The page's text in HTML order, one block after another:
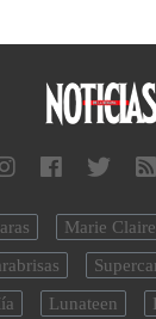
Marie Claire
Lunateen